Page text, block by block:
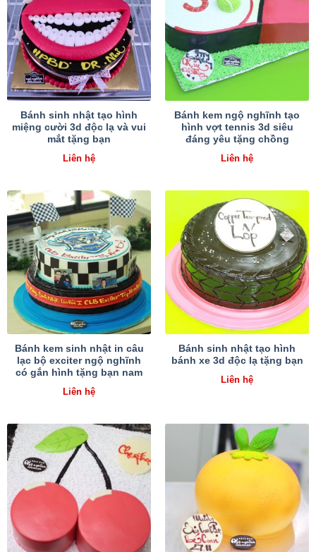
Bánh sinh nhật tạo hình
miệng cười 3d độc lạ và vui
mắt tặng bạn
Liên hệ
Bánh kem ngộ nghĩnh tạo
hình vợt tennis 3d siêu
đáng yêu tặng chồng
Liên hệ
Bánh kem sinh nhật in câu
lạc bộ exciter ngộ nghĩnh
có gắn hình tặng bạn nam
Liên hệ
Bánh sinh nhật tạo hình
bánh xe 3d độc lạ tặng bạn
Liên hệ